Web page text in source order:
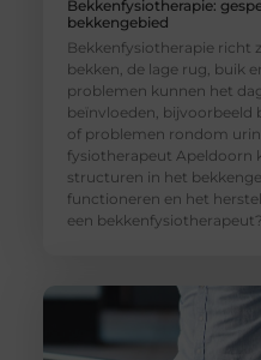
Bekkenfysiotherapie:
bekkengebied
Bekkenfysiotherapie richt
bekken, de lage rug, buik
problemen kunnen het
beïnvloeden, bijvoorbeeld
of problemen rondom
fysiotherapeut Apeldoorn
structuren in het
functioneren en het
een